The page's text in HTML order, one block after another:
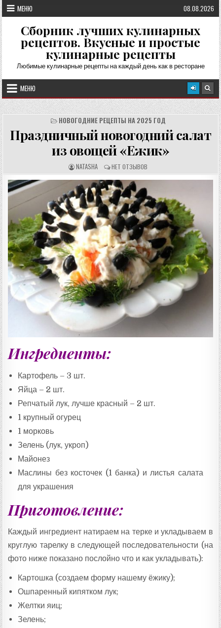
Перейти
к
содержимому
МЕНЮ 08.08.2026
Сборник лучших кулинарных
рецептов. Вкусные и простые
кулинарные рецепты
Любимые кулинарные рецепты на каждый день как в ресторане
МЕНЮ
НОВОГОДНИЕ РЕЦЕПТЫ НА 2025 ГОД
Праздничный новогодний салат
из овощей «Ежик»
А
В
Т
О
Р
Р
Е
Ц
Е
П
Т
А
:
NATASHA О
Т
З
Ы
В
Ы
:
НЕТ ОТЗЫВОВ
Ингредиенты:
Картофель – 3 шт.
Яйца – 2 шт.
Репчатый лук, лучше красный – 2 шт.
1 крупный огурец
1 морковь
Зелень (лук, укроп)
Майонез
Маслины без косточек (1 банка) и листья салата
для украшения
Приготовление:
Каждый ингредиент натираем на терке и укладываем в
круглую тарелку в следующей последовательности (на
фото ниже показано послойно что и как укладывать):
Картошка (создаем форму нашему ёжику);
Ошпаренный кипятком лук;
Желтки яиц;
Зелень;